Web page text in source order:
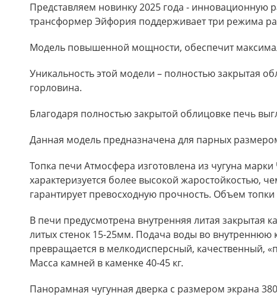
Представляем новинку 2025 года - инновационную
трансформер Эйфория поддерживает три режима
Модель повышенной мощности, обеспечит
Уникальность этой модели – полностью закрытая
горловина.
Благодаря полностью закрытой облицовке печь
Данная модель предназначена для парных
Топка печи Атмосфера изготовлена из чугуна
характеризуется более высокой жаростойкостью,
гарантирует превосходную прочность. Объем топки
В печи предусмотрена внутренняя литая
литых стенок 15-25мм. Подача воды во
превращается в мелкодисперсный, качественный,
Масса камней в каменке 40-45 кг.
Панорамная чугунная дверка с размером экрана